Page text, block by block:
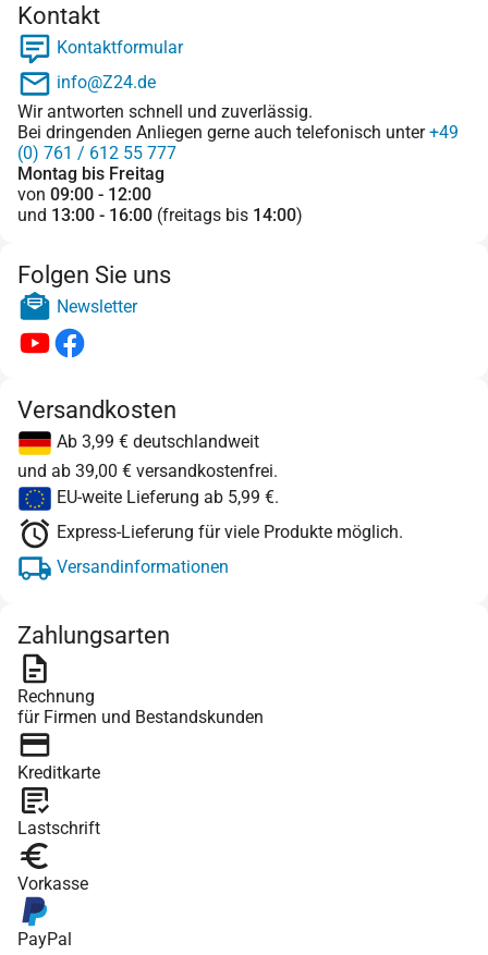
Kontakt
Kontaktformular
info@Z24.de
Wir antworten schnell und zuverlässig.
Bei dringenden Anliegen gerne auch telefonisch unter+49
(0) 761 / 612 55 777
Montag bis Freitag
von 09:00 - 12:00
und 13:00 - 16:00 (freitags bis 14:00)
Folgen Sie uns
Newsletter
Versandkosten
Ab 3,99 € deutschlandweit
und ab 39,00 € versandkostenfrei.
EU-weite Lieferung ab 5,99 €.
Express-Lieferung für viele Produkte möglich.
Versandinformationen
Zahlungsarten
Rechnung
für Firmen und Bestandskunden
Kreditkarte
Lastschrift
Vorkasse
PayPal